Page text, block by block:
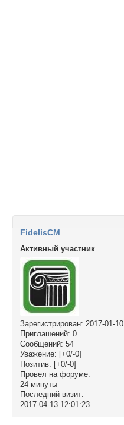
FidelisCM
Активный участник
Зарегистрирован: 2017-01-10
Приглашений: 0
Сообщений: 54
Уважение: [+0/-0]
Позитив: [+0/-0]
Провел на форуме:
24 минуты
Последний визит:
2017-04-13 12:01:23